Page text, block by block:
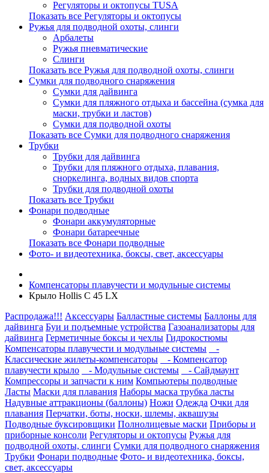
Регуляторы и октопусы TUSA
Показать все Регуляторы и октопусы
Ружья для подводной охоты, слинги
Арбалеты
Ружья пневматические
Слинги
Показать все Ружья для подводной охоты, слинги
Сумки для подводного снаряжения
Сумки для дайвинга
Сумки для пляжного отдыха и бассейна (сумка для
маски, трубки и ластов)
Сумки для подводной охоты
Показать все Сумки для подводного снаряжения
Трубки
Трубки для дайвинга
Трубки для пляжного отдыха, плавания,
сноркелинга, водных видов спорта
Трубки для подводной охоты
Показать все Трубки
Фонари подводные
Фонари аккумуляторные
Фонари батареечные
Показать все Фонари подводные
Фото- и видеотехника, боксы, свет, аксессуары
Компенсаторы плавучести и модульные системы
Крыло Hollis C 45 LX
Распродажа!!! Аксессуары Балластные системы Баллоны для
дайвинга Буи и подъемные устройства Газоанализаторы для
дайвинга Герметичные боксы и чехлы Гидрокостюмы
Компенсаторы плавучести и модульные системы
-
Классические жилеты-компенсаторы
- Компенсатор
плавучести крыло
- Модульные системы
- Сайдмаунт
Компрессоры и запчасти к ним Компьютеры подводные
Ласты Маски для плавания Наборы маска трубка ласты
Надувные аттракционы (баллоны) Ножи Одежда Очки для
плавания Перчатки, боты, носки, шлемы, аквашузы
Подводные буксировщики Полнолицевые маски Приборы и
приборные консоли Регуляторы и октопусы Ружья для
подводной охоты, слинги Сумки для подводного снаряжения
Трубки Фонари подводные Фото- и видеотехника, боксы,
свет, аксессуары